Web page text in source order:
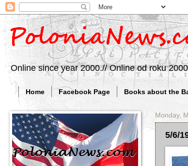
Online since year 2000.// Online od roku
Home Facebook Page Books about the
Monday,
5/6/